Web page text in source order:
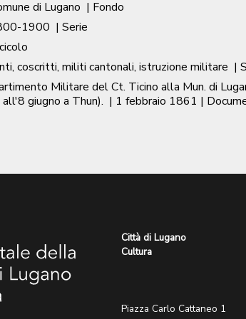
di Lugano | Fondo
1900 | Serie
coscritti, militi cantonali, istruzione militare |
Militare del Ct. Ticino alla Mun. di
giugno a Thun). | 1 febbraio 1861 |
Città di Lugano
Cultura
Piazza Carlo Cattaneo 1